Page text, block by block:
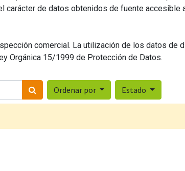
de datos obtenidos de fuente accesible
comercial. La utilización de los datos de
Orgánica 15/1999 de Protección de Datos.
Ordenar por Estado